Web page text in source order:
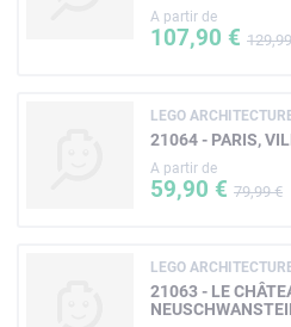
A partir de
107,90 €
LEGO
21064 - PARIS,
A partir de
59,90 € 79,99 €
LEGO
21063 - LE